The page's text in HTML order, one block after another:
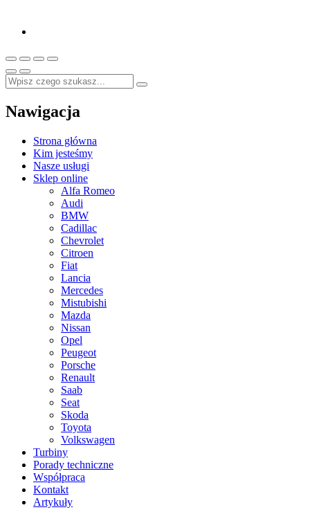
Nawigacja
Strona główna
Kim jesteśmy
Nasze usługi
Sklep online
Alfa Romeo
Audi
BMW
Cadillac
Chevrolet
Citroen
Fiat
Lancia
Mercedes
Mistubishi
Mazda
Nissan
Opel
Peugeot
Porsche
Renault
Saab
Seat
Skoda
Toyota
Volkswagen
Turbiny
Porady techniczne
Współpraca
Kontakt
Artykuły